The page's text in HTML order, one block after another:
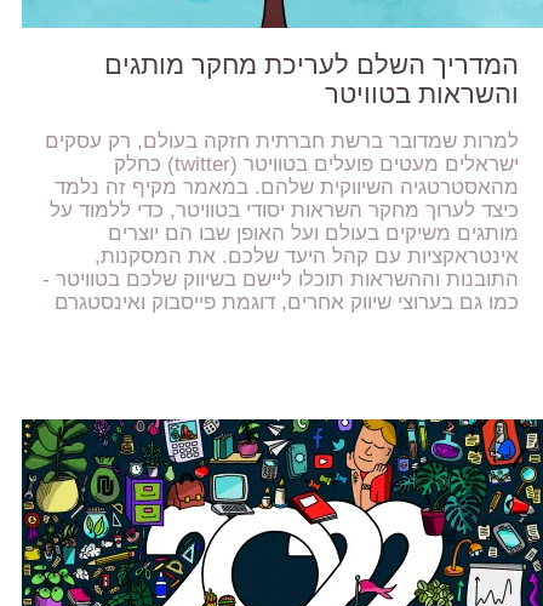
המדריך השלם לעריכת מחקר מותגים
והשראות בטוויטר
למרות שמדובר ברשת חברתית חזקה בעולם, רק עסקים
ישראלים מעטים פועלים בטוויטר (twitter) כחלק
מהאסטרטגיה השיווקית שלהם. במאמר מקיף זה נלמד
כיצד לערוך מחקר השראות יסודי בטוויטר, כדי ללמוד על
מותגים משיקים בעולם ועל האופן שבו הם יוצרים
אינטראקציות עם קהל היעד שלכם. את המסקנות,
התובנות וההשראות תוכלו ליישם בשיווק שלכם בטוויטר -
כמו גם בערוצי שיווק אחרים, דוגמת פייסבוק ואינסטגרם